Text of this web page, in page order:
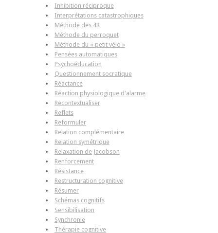
Inhibition réciproque
Interprétations catastrophiques
Méthode des 4R
Méthode du perroquet
Méthode du « petit vélo »
Pensées automatiques
Psychoéducation
Questionnement socratique
Réactance
Réaction physiologique d'alarme
Recontextualiser
Reflets
Reformuler
Relation complémentaire
Relation symétrique
Relaxation de Jacobson
Renforcement
Résistance
Restructuration cognitive
Résumer
Schémas cognitifs
Sensibilisation
Synchronie
Thérapie cognitive